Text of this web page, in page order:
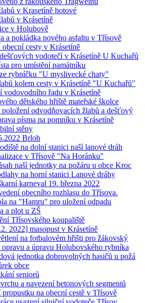
v Krasetíně hotové
v Krásetíně
v Holubově
a pokládka nového asfaltu v Třísově
cesty v Krásetíně
vodotečí v Krásetíně U Kuchařů
pro umístění památníku
rybníčku "U myslivecké chaty"
kolem cesty v Krásetíně "U Kuchařů"
vodovodního řadu v Krásetíně
dětského hřiště mateřské školce
položení odvodňovacích žlabů a dešťový
písma na pomníku v Krásetíně
stěny
Brloh
na dolní stanici naší lanové dráh
v Třísově "Na Horánku"
naší jednotky na požáru u obce Kroc
na horní stanici Lanové dráhy
karneval 19. března 2022
obecního rozhlasu do Třísova.
na "Hamru" pro uložení odpadu
a plot u ZŠ
Třísovského koupaliště
2022] masopust v Krásetíně
na fotbalovém hřišti pro žákovský
opravu a úpravu Holubovského rybníka
jednotka dobrovolných hasičů u požá
obce
seniorů
a navezení betonových segmentů
na obecní cestě v Třísově